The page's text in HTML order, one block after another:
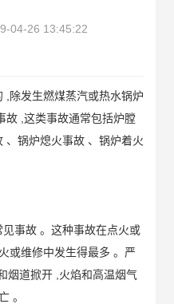
04-26 13:45:22
,除发生燃煤蒸汽或热水锅炉
故 ,这类事故通常包括炉膛
、锅炉熄火事故 、锅炉着火
事故 。这种事故在点火或
或维修中发生得最多 。严
烟道掀开 ,火焰和高温烟气
。